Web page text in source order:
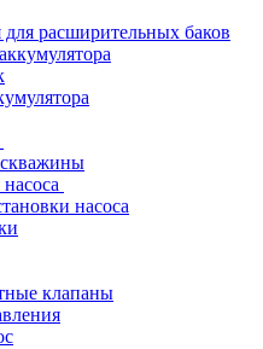
расширительных баков
насоса
клапаны